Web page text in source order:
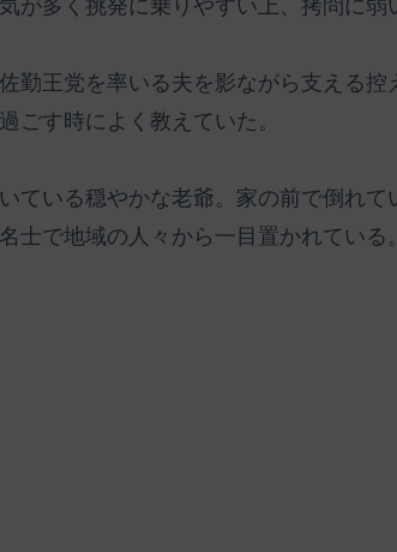
が多く挑発に乗りやすい上、拷問に弱
勤王党を率いる夫を影ながら支える控
ごす時によく教えていた。
ている穏やかな老爺。家の前で倒れ
士で地域の人々から一目置かれている。